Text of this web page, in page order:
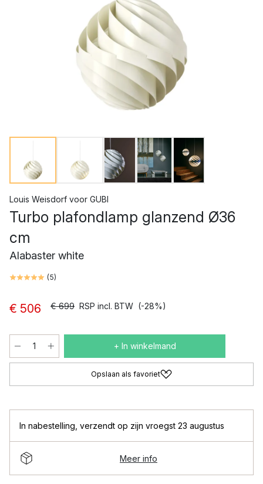
Louis Weisdorf voor GUBI
Turbo plafondlamp glanzend Ø36
cm
Alabaster white
(5)
€ 506 € 699 RSP incl. BTW (-28%)
+ In winkelmand
Opslaan als favoriet
In nabestelling verzendt op zijn vroegst 23 augustus
Meer info